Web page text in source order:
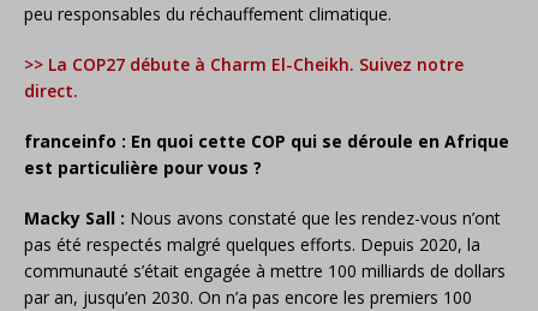
peu responsables du réchauffement climatique.
>> La COP27 débute à Charm El-Cheikh. Suivez notre
direct.
franceinfo : En quoi cette COP qui se déroule en Afrique
est particulière pour vous ?
Macky Sall : Nous avons constaté que les rendez-vous n’ont
pas été respectés malgré quelques efforts. Depuis 2020, la
communauté s’était engagée à mettre 100 milliards de dollars
par an, jusqu’en 2030. On n’a pas encore les premiers 100